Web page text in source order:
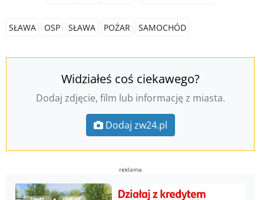
SŁAWA OSP SŁAWA POŻAR SAMOCHÓD
Widziałeś coś ciekawego?
Dodaj zdjęcie, film lub informację z miasta.
Dodaj zw24.pl
reklama